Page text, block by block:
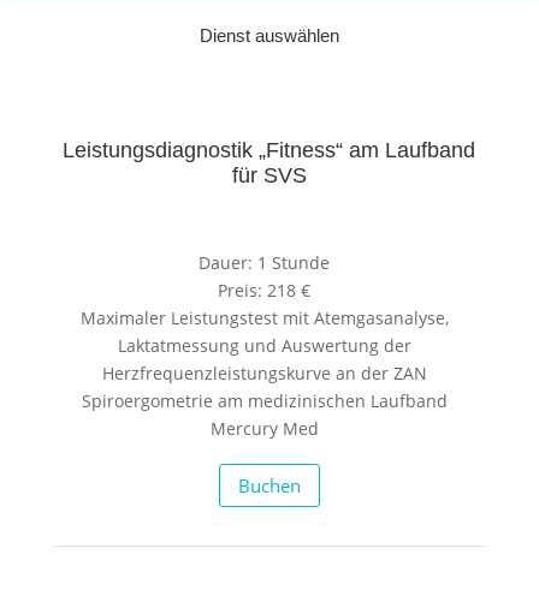
Dienst auswählen
Leistungsdiagnostik „Fitness“ am Laufband
für SVS
Dauer: 1 Stunde
Preis: 218 €
Maximaler Leistungstest mit Atemgasanalyse,
Laktatmessung und Auswertung der
Herzfrequenzleistungskurve an der ZAN
Spiroergometrie am medizinischen Laufband
Mercury Med
Buchen